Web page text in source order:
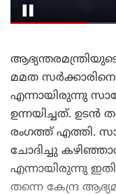
മമത സർക്കാരിനെ
എന്നായിരുന്നു
ഉന്നയിച്ചത്. ഉടൻ
രംഗത്ത് എത്തി.
ചോദിച്ചു
എന്നായിരുന്നു
തന്നെ കേന്ദ്ര